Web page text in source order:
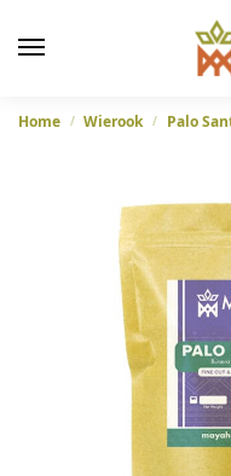
Home / Wierook / Palo